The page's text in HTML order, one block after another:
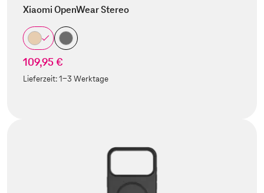
Xiaomi OpenWear Stereo
109,95 €
Lieferzeit:1-3 Werktage